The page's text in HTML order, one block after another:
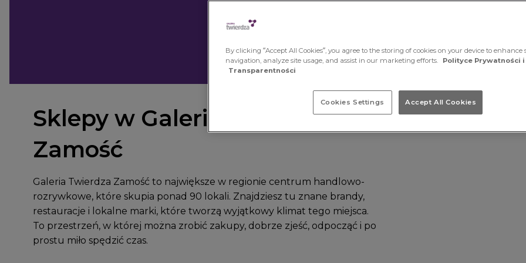
Sklepy w Galerii Twierdza
Zamość
Galeria Twierdza Zamość to największe w regionie centrum handlowo-
rozrywkowe, które skupia ponad 90 lokali. Znajdziesz tu znane brandy,
restauracje i lokalne marki, które tworzą wyjątkowy klimat tego miejsca.
To przestrzeń, w której można zrobić zakupy, dobrze zjeść, odpocząć i po
prostu miło spędzić czas.
By clicking “Accept All Cookies”, you agree to the storing of cookies on your device to enhance
navigation, analyze site usage, and assist in our marketing efforts.
Polityce Prywatności i
Transparentności
Cookies Settings Accept All Cookies